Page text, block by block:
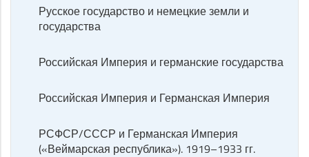
Русское государство и немецкие земли и
государства
Российская Империя и германские государства
Российская Империя и Германская Империя
РСФСР/СССР и Германская Империя
(«Веймарская республика»). 1919–1933 гг.